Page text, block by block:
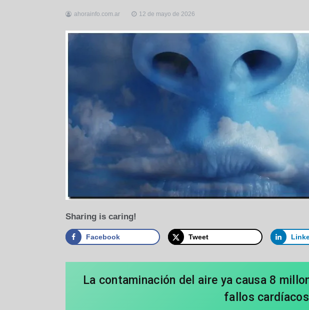
ahorainfo.com.ar 12 de mayo de 2026
Sharing is caring!
Facebook Tweet
La contaminación del aire ya causa 8
fallos cardíacos